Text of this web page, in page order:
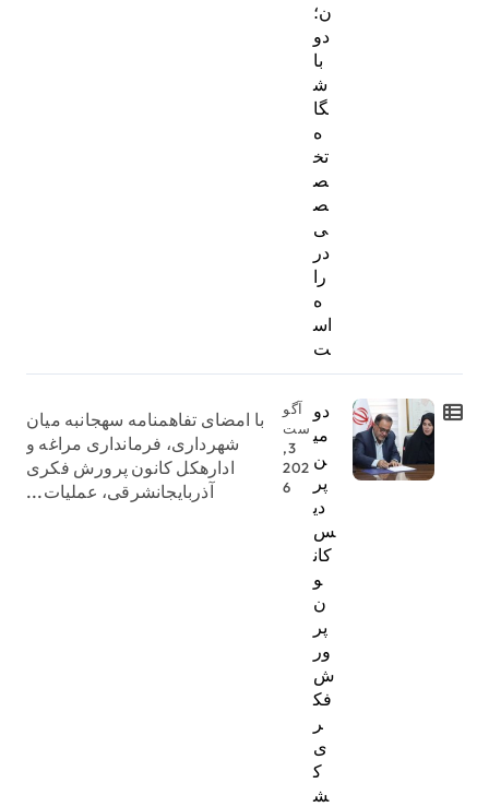
ن؛
دو
با
ش
گا
ه
تخ
ص
ص
ی
در
را
ه
اس
ت
دو
می
ن
پر
دی
س
کان
و
ن
پر
ور
ش
فک
ر
ی
ک
ش
آگو
ست
3,
202
6
با امضای تفاهمنامه سهجانبه میان
شهرداری، فرمانداری مراغه و
ادارهکل کانون پرورش فکری
آذربایجانشرقی، عملیات...